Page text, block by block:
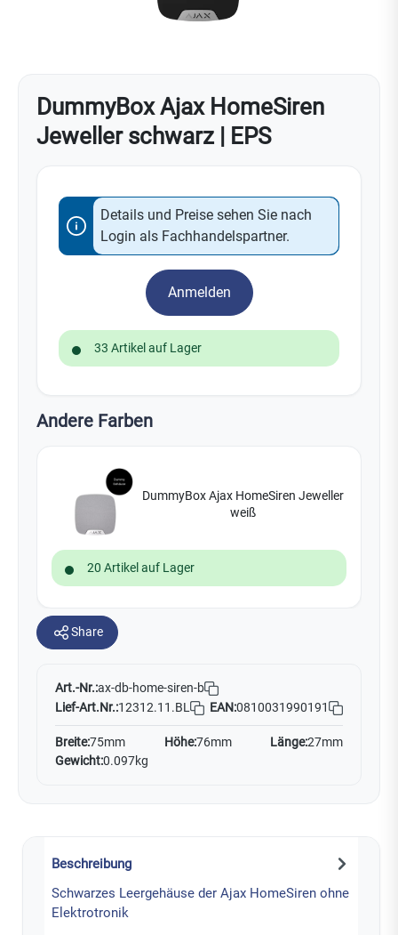
DummyBox Ajax HomeSiren
Jeweller schwarz | EPS
Details und Preise sehen Sie nach
Login als Fachhandelspartner.
Anmelden
33 Artikel auf Lager
Andere Farben
DummyBox Ajax HomeSiren Jeweller
weiß
20 Artikel auf Lager
Share
Art.-Nr.:ax-db-home-siren-b
Lief-Art.Nr.:12312.11.BL EAN:0810031990191
Breite:75mm Höhe:76mm Länge:27mm
Gewicht:0.097kg
Beschreibung
Schwarzes Leergehäuse der Ajax HomeSiren ohne
Elektrotronik